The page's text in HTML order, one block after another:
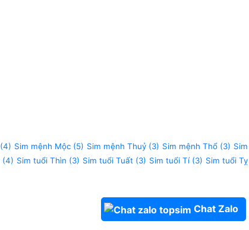
(4) Sim mệnh Mộc (5) Sim mệnh Thuỷ (3) Sim mệnh Thổ (3) Sim
(4) Sim tuổi Thìn (3) Sim tuổi Tuất (3) Sim tuổi Tí(3) Sim tuổi Tỵ
Chat Zalo